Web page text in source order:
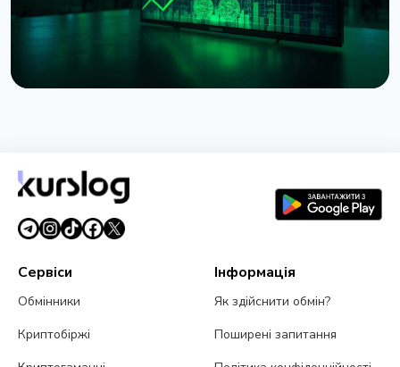
2 серпня 2026 р.5 хв читання
Сервіси
Обмінники
Криптобіржі
Інформація
Як здійснити обмін?
Поширені запитання